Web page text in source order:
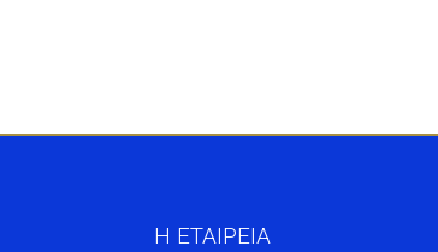
Η ΕΤΑΙΡΕΙΑ